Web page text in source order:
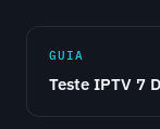
GUIA
Teste IPTV 7